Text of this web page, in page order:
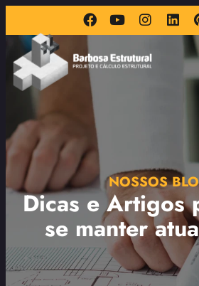
NOSSOS
Dicas e Artigos
se manter